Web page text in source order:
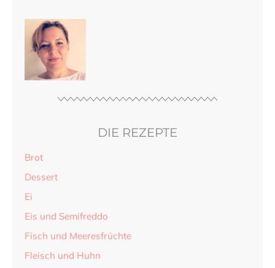
DIE REZEPTE
Brot
Dessert
Ei
Eis und Semifreddo
Fisch und Meeresfrüchte
Fleisch und Huhn